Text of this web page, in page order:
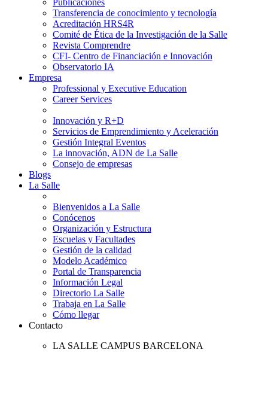
Publicaciones
Transferencia de conocimiento y tecnología
Acreditación HRS4R
Comité de Ética de la Investigación de la Salle
Revista Comprendre
CFI- Centro de Financiación e Innovación
Observatorio IA
Empresa
Professional y Executive Education
Career Services
Innovación y R+D
Servicios de Emprendimiento y Aceleración
Gestión Integral Eventos
La innovación, ADN de La Salle
Consejo de empresas
Blogs
La Salle
Bienvenidos a La Salle
Conócenos
Organización y Estructura
Escuelas y Facultades
Gestión de la calidad
Modelo Académico
Portal de Transparencia
Información Legal
Directorio La Salle
Trabaja en La Salle
Cómo llegar
Contacto
LA SALLE CAMPUS BARCELONA